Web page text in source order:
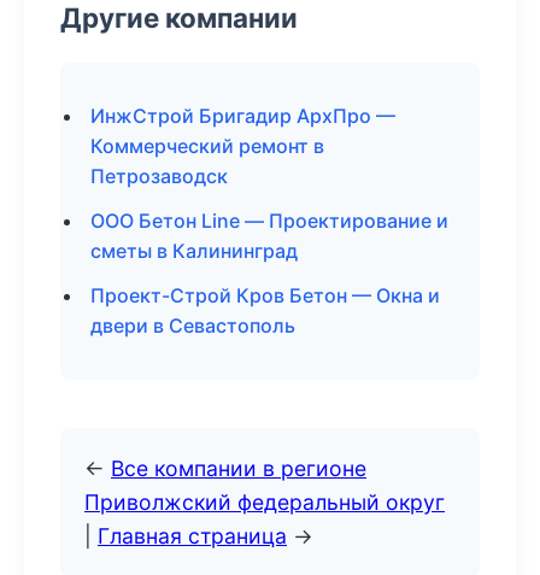
Другие компании
ИнжСтрой Бригадир АрхПро —
Коммерческий ремонт в
Петрозаводск
ООО Бетон Line — Проектирование и
сметы в Калининград
Проект-Строй Кров Бетон — Окна и
двери в Севастополь
← Все компании в регионе
Приволжский федеральный округ
Главная страница →